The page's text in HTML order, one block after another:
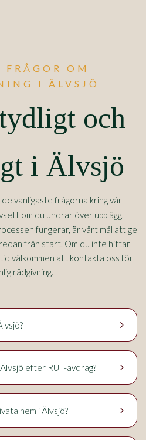
OM
I ÄLVSJÖ
och
i Älvsjö
de vanligaste frågorna kring vår
om du undrar över upplägg,
fungerar, är vårt mål att ge
från start. Om du inte hittar
välkommen att kontakta oss för
rådgivning.
keyboard_arrow_right
keyboard_arrow_right
Älvsjö efter RUT-avdrag?
keyboard_arrow_right
hem iÄlvsjö?